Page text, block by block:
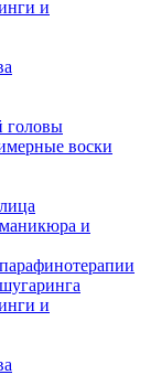
и
головы
воски
и
и